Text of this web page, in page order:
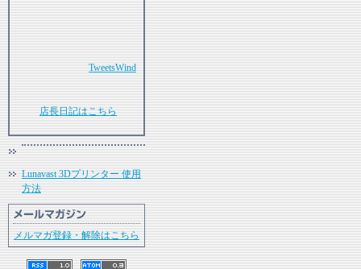
TweetsWind
店長日記はこちら
Lunavast 3Dプリンター 使用
方法
メルマガ登録・解除はこちら